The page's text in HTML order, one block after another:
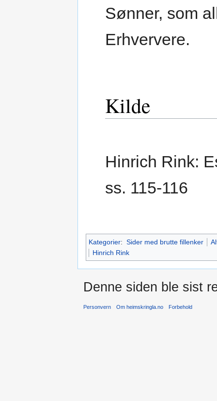
Sønner, som
Erhververe.
Kilde
Hinrich Rink:
ss. 115-116
Kategorier: Sider med brutte fillenker
Hinrich Rink
Denne siden ble sist
Personvern Om heimskringla.no Forbehold